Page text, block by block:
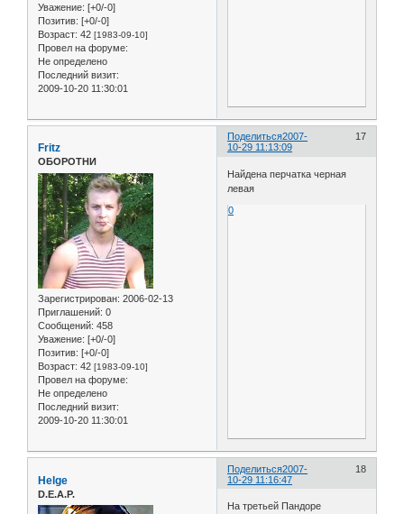
Уважение: [+0/-0]
Позитив: [+0/-0]
Возраст: 42 [1983-09-10]
Провел на форуме:
Не определено
Последний визит:
2009-10-20 11:30:01
Поделиться 17
2007-
10-29 11:13:09
Fritz
ОБОРОТНИ
Зарегистрирован: 2006-02-13
Приглашений: 0
Сообщений: 458
Уважение: [+0/-0]
Позитив: [+0/-0]
Возраст: 42 [1983-09-10]
Провел на форуме:
Не определено
Последний визит:
2009-10-20 11:30:01
Найдена перчатка черная
левая
0
Поделиться 18
2007-
10-29 11:16:47
Helge
D.E.A.P.
На третьей Пандоре